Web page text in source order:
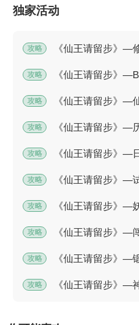
中！ 手握染冥簿，肩负菩萨托，你踏出幽冥，步入
传说中的神兵至宝。追寻
——你的三界冒险，此刻
独家活动
攻略 《仙王请留步》—
攻略 《仙王请留步》
攻略 《仙王请留步》—
攻略 《仙王请留步》—
攻略 《仙王请留步》—
攻略 《仙王请留步》—
攻略 《仙王请留步》—
攻略 《仙王请留步》—
攻略 《仙王请留步》—
攻略 《仙王请留步》—